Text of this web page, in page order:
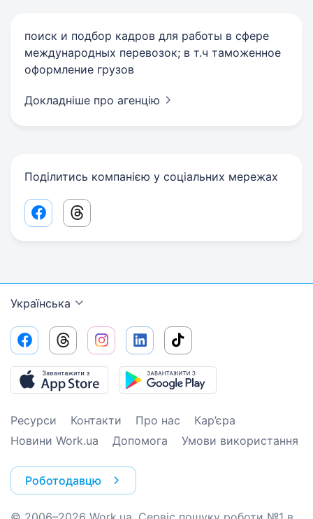
поиск и подбор кадров для работы в сфере
международных перевозок; в т.ч таможенное
оформление грузов
Докладніше про агенцію
Поділитись компанією у соціальних мережах
Facebook share link
Threads share link
Українська
Ресурси Контакти Про нас
Кар’єра
Новини Work.ua
Допомога Умови використання
Роботодавцю